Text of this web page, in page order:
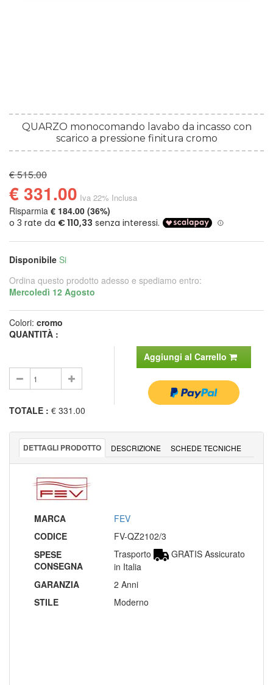
QUARZO monocomando lavabo da incasso con
scarico a pressione finitura cromo
€ 515.00
€ 331.00 Iva 22% Inclusa
Risparmia € 184.00 (36%)
Disponibile Si
Ordina questo prodotto adesso e spediamo entro:
Mercoledì 12 Agosto
Colori: cromo
QUANTITÀ :
Aggiungi al Carrello
TOTALE : € 331.00
DETTAGLI PRODOTTO DESCRIZIONE SCHEDE TECNICHE
MARCA
FEV
CODICE
FV-QZ2102/3
SPESE
CONSEGNA
Trasporto
GRATIS Assicurato
in Italia
GARANZIA
2 Anni
STILE
Moderno